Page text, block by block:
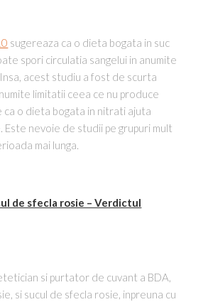
sugereaza ca o dieta bogata in suc
spori circulatia sangelui in anumite
acest studiu a fost de scurta
limitatii ceea ce nu produce
o dieta bogata in nitrati ajuta
Este nevoie de studii pe grupuri mult
mai lunga.
de sfecla rosie – Verdictul
si purtator de cuvant a BDA,
si sucul de sfecla rosie, inpreuna cu